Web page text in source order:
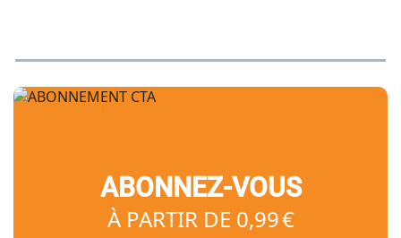
ABONNEZ-VOUS
À PARTIR DE 0,99 €